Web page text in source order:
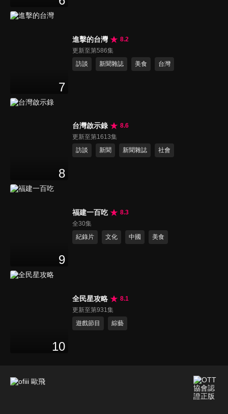
7
進擊的台灣
8.2
更新至第586集
訪談
新聞雜誌 美食 台灣
8
台灣啟示錄
8.6
更新至第1613集
訪談
新聞 新聞雜誌 社會
9
福建一百吃
8.3
全30集
紀錄片
文化 中國 美食
10
全民星攻略
8.1
更新至第931集
遊戲節目
綜藝